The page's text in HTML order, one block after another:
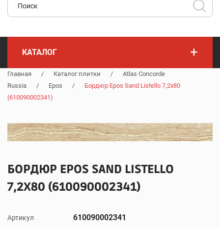
КАТАЛОГ +
Главная / Каталог плитки /
Atlas Concorde
Russia
/ Epos /
Бордюр Epos Sand Listello 7,2x80
(610090002341)
БОРДЮР EPOS SAND LISTELLO
7,2X80 (610090002341)
Артикул 610090002341